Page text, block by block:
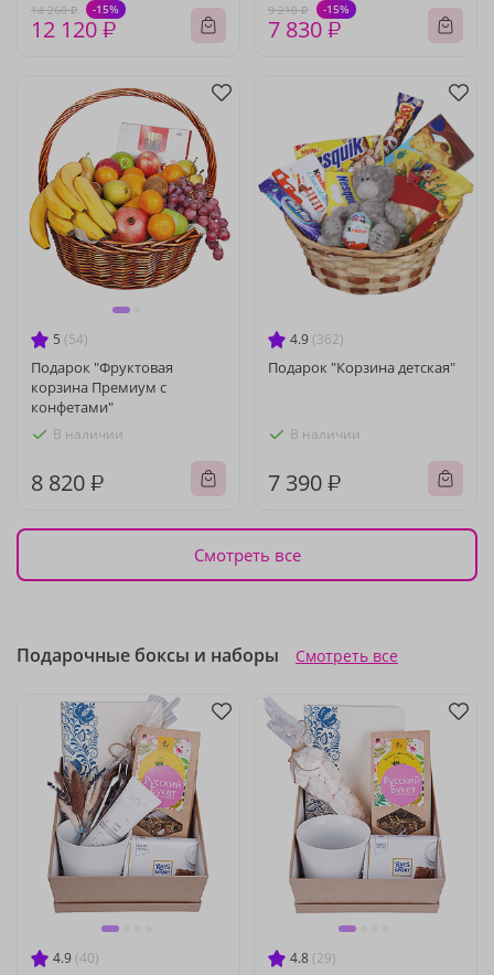
14 260 ₽ -15%
12 120 ₽
9 210 ₽ -15%
7 830 ₽
5 (54)
Подарок "Фруктовая
корзина Премиум с
конфетами"
В наличии
8 820 ₽
4.9 (362)
Подарок "Корзина детская"
В наличии
7 390 ₽
Смотреть все
Подарочные боксы и наборы Смотреть все
4.9 (40) 4.8 (29)